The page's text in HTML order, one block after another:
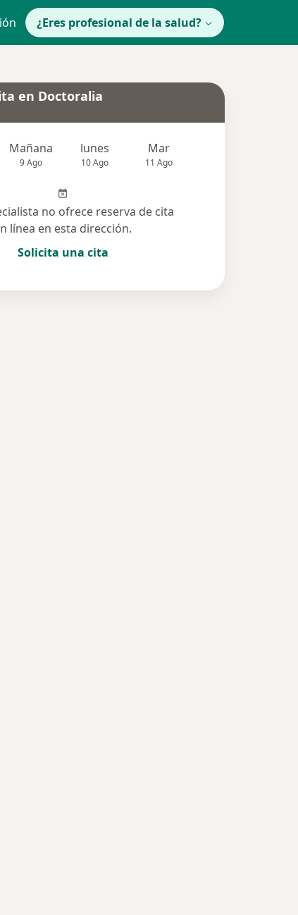
¿Eres profesional de la salud?
en Doctoralia
Mañana
9 Ago
lunes
10 Ago
Mar
11 Ago
no ofrece reserva de cita
línea en esta dirección.
Solicita una cita